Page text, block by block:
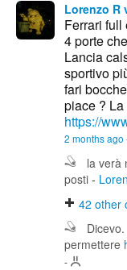
Lorenzo R
Ferrari full
4 porte
Lancia
sportivo
fari
piace ?
https://
2 months ago
la verà
posti -
42 other
permettere
-